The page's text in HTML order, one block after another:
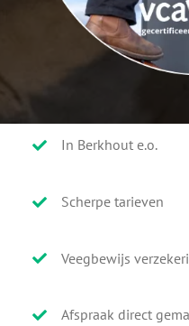
In Berkhout e.o.
Scherpe tarieven
Veegbewijs
Afspraak direct